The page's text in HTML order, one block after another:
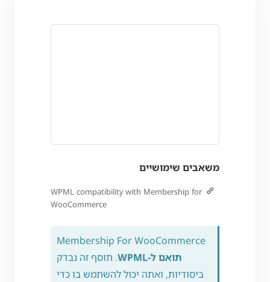
משאבים שימושיים
WPML compatibility with Membership for
WooCommerce
Membership For WooCommerce
תואם ל-WPML
. תוסף זה נבדק
ביסודיות, ואתה יכול להשתמש בו כדי